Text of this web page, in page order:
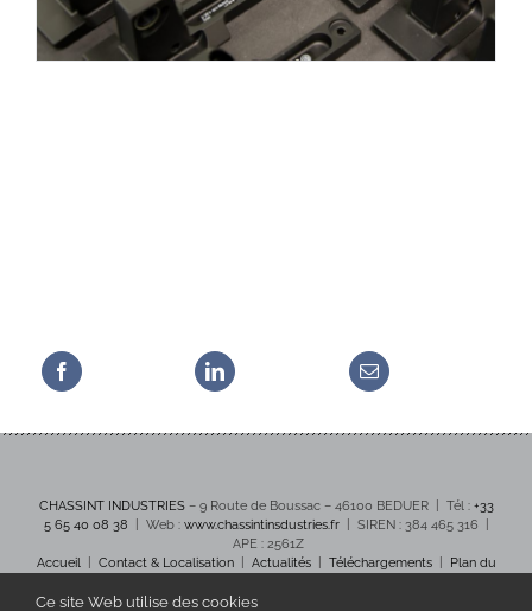
CHASSINT INDUSTRIES – 9 Route de Boussac – 46100 BEDUER | Tél : +33
5 65 40 08 38 | Web : www.chassintinsdustries.fr| SIREN : 384 465 316 |
APE : 2561Z
Accueil| Contact & Localisation| Actualités| Téléchargements|
Plan du
Ce site Web utilise des cookies